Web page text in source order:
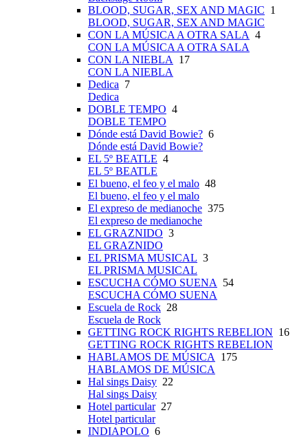
BLOOD, SUGAR, SEX AND MAGIC 1
BLOOD, SUGAR, SEX AND MAGIC
CON LA MÚSICA A OTRA SALA 4
CON LA MÚSICA A OTRA SALA
CON LA NIEBLA
17
CON LA NIEBLA
Dedica 7
Dedica
DOBLE TEMPO 4
DOBLE TEMPO
Dónde está David Bowie? 6
Dónde está David Bowie?
EL 5º BEATLE 4
EL 5º BEATLE
El bueno, el feo y el malo 48
El bueno, el feo y el malo
El expreso de medianoche 375
El expreso de medianoche
EL GRAZNIDO 3
EL GRAZNIDO
EL PRISMA MUSICAL 3
EL PRISMA MUSICAL
ESCUCHA CÓMO SUENA
54
ESCUCHA CÓMO SUENA
Escuela de Rock 28
Escuela de Rock
GETTING ROCK RIGHTS REBELION 16
GETTING ROCK RIGHTS REBELION
HABLAMOS DE MÚSICA
175
HABLAMOS DE MÚSICA
Hal sings Daisy 22
Hal sings Daisy
Hotel particular27
Hotel particular
INDIAPOLO 6